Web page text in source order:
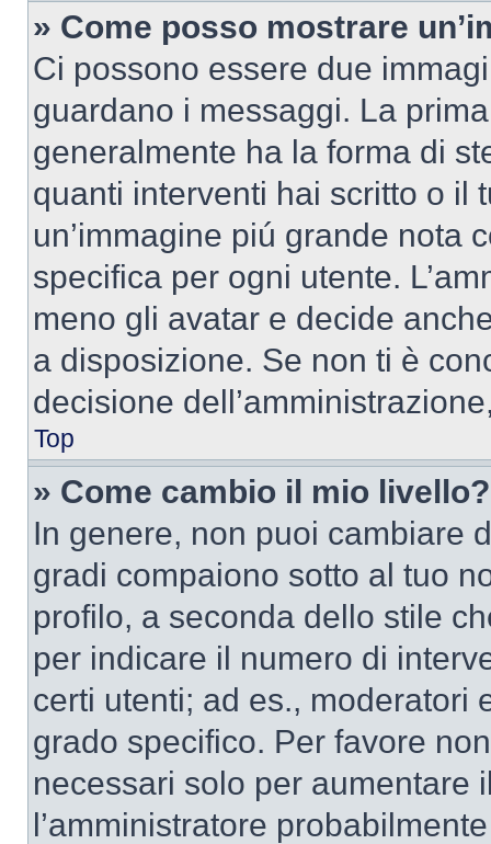
» Come posso mostrare
Ci possono essere due
guardano i messaggi. La
generalmente ha la forma di
quanti interventi hai scritto o il
un’immagine piú grande nota
specifica per ogni utente.
meno gli avatar e decide
a disposizione. Se non ti è
decisione
Top
» Come cambio il mio livello?
In genere, non puoi cambiare
gradi compaiono sotto al tuo
profilo, a seconda dello stile
per indicare il numero di
certi utenti; ad es., moderatori
grado specifico. Per favore
necessari solo per aumentare
l’amministratore